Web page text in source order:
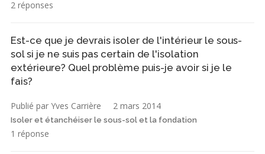
2 réponses
Est-ce que je devrais isoler de l'intérieur le sous-
sol si je ne suis pas certain de l'isolation
extérieure? Quel problème puis-je avoir si je le
fais?
Publié par Yves Carrière 2 mars 2014
Isoler et étanchéiser le sous-sol et la fondation
1 réponse